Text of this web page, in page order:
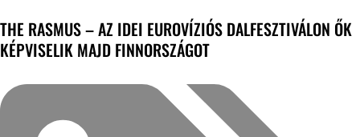
THE RASMUS – AZ IDEI EUROVÍZIÓS DALFESZTIVÁLON ŐK
KÉPVISELIK MAJD FINNORSZÁGOT